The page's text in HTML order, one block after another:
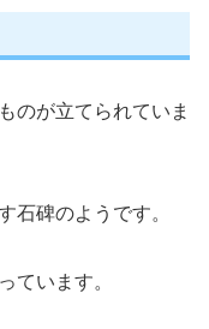
のが立てられていま
石碑のようです。
ています。